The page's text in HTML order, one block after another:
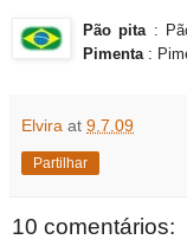
Pão pita :
Pimenta :
Elvira at 9.7.09
Partilhar
10 comentários: